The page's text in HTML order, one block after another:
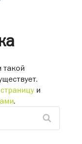
такой
и
.